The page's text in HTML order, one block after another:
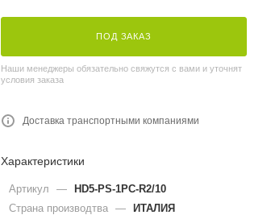
ПОД ЗАКАЗ
Наши менеджеры обязательно свяжутся с вами и уточнят
условия заказа
Доставка транспортными компаниями
Характеристики
Артикул — HD5-PS-1PC-R2/10
Страна производтва — ИТАЛИЯ